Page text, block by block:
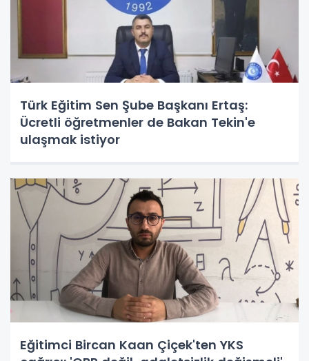
Türk Eğitim Sen Şube Başkanı Ertaş:
Ücretli öğretmenler de Bakan Tekin'e
ulaşmak istiyor
Eğitimci Bircan Kaan Çiçek'ten YKS